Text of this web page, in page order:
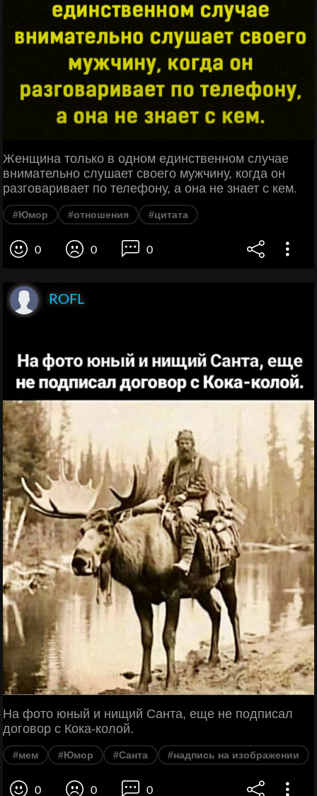
Женщина только в одном единственном случае
внимательно слушает своего мужчину, когда он
разговаривает по телефону, а она не знает с кем.
#Юмор #отношения #цитата
0 0 0
ROFL
На фото юный и нищий Санта, еще не подписал
договор с Кока-колой.
#мем #Юмор #Санта #надпись на изображении
0 0 0